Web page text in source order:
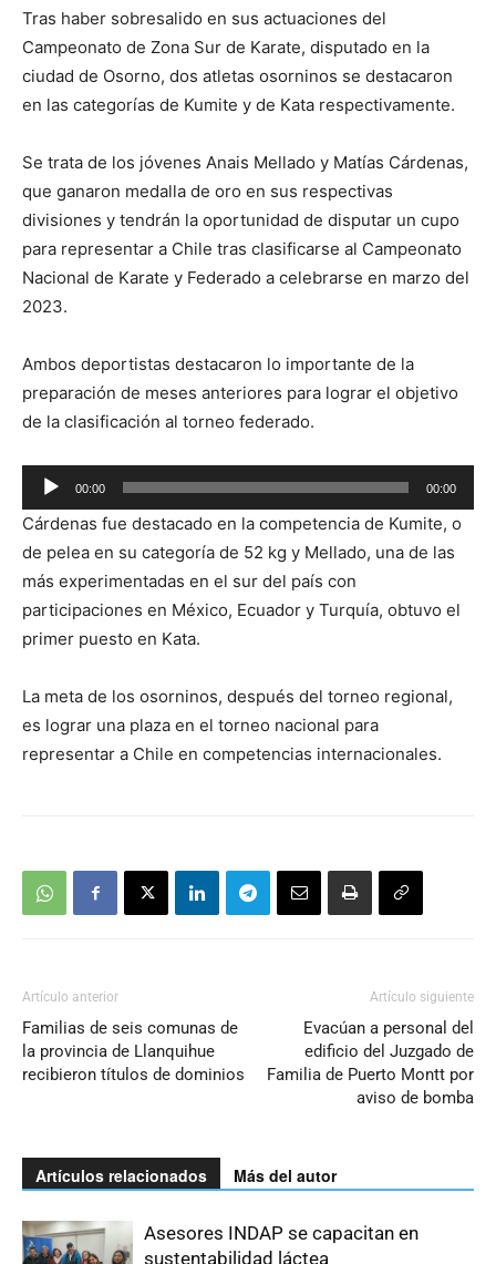
Tras haber sobresalido en sus actuaciones del
Campeonato de Zona Sur de Karate, disputado en la
ciudad de Osorno, dos atletas osorninos se destacaron
en las categorías de Kumite y de Kata respectivamente.
Se trata de los jóvenes Anais Mellado y Matías Cárdenas,
que ganaron medalla de oro en sus respectivas
divisiones y tendrán la oportunidad de disputar un cupo
para representar a Chile tras clasificarse al Campeonato
Nacional de Karate y Federado a celebrarse en marzo del
2023.
Ambos deportistas destacaron lo importante de la
preparación de meses anteriores para lograr el objetivo
de la clasificación al torneo federado.
Reproductor
de
audio
00:00 00:00
Cárdenas fue destacado en la competencia de Kumite, o
de pelea en su categoría de 52 kg y Mellado, una de las
más experimentadas en el sur del país con
participaciones en México, Ecuador y Turquía, obtuvo el
primer puesto en Kata.
La meta de los osorninos, después del torneo regional,
es lograr una plaza en el torneo nacional para
representar a Chile en competencias internacionales.
Artículo anterior
Familias de seis comunas de
la provincia de Llanquihue
recibieron títulos de dominios
Artículo siguiente
Evacúan a personal del
edificio del Juzgado de
Familia de Puerto Montt por
aviso de bomba
Artículos relacionados Más del autor
Asesores INDAP se capacitan en
sustentabilidad láctea